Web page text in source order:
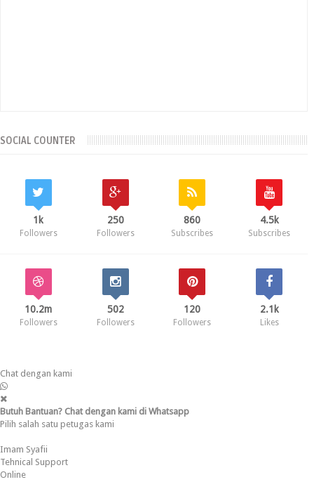
SOCIAL COUNTER
1k
Followers
250
Followers
860
Subscribes
4.5k
Subscribes
10.2m
Followers
502
Followers
120
Followers
2.1k
Likes
Chat dengan kami
Butuh Bantuan? Chat dengan kami di Whatsapp
Pilih salah satu petugas kami
Imam Syafii
Tehnical Support
Online